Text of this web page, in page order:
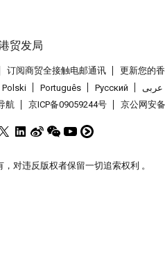
订阅商贸全接触电邮通讯
更新您的
Polski Português Pусский
عربى
航 京ICP备09059244号 京公网安
对违反版权者保留一切追索权利 。